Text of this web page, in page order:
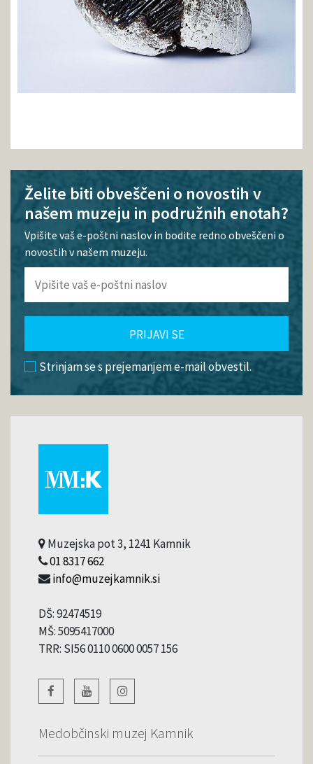
Želite biti obveščeni o novostih v
našem muzeju in podružnih enotah?
Vpišite vaš e-poštni naslov in bodite redno obveščeni o
novostih v našem muzeju.
PRIJAVI SE
Strinjam se s prejemanjem e-mail obvestil.
Muzejska pot 3, 1241 Kamnik
01 8317 662
info@muzejkamnik.si
DŠ: 92474519
MŠ: 5095417000
TRR: SI56 0110 0600 0057 156
Medobčinski muzej Kamnik